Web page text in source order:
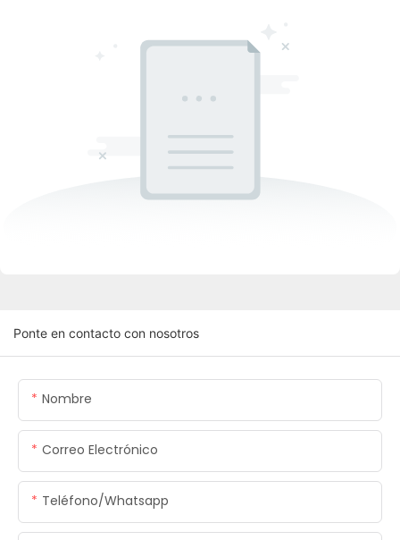
Ponte en contacto con nosotros
Nombre
Correo Electrónico
Teléfono/whatsapp